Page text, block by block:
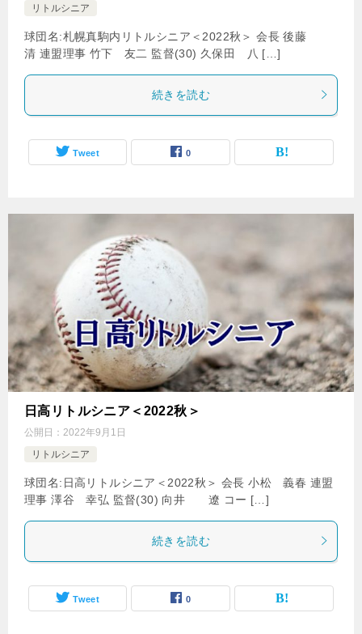
リトルシニア
球団名:札幌真駒内リトルシニア＜2022秋＞ 会長 後藤
清 連盟理事 竹下 友二 監督(30) 久保田 八 […]
続きを読む
Tweet 0
日高リトルシニア＜2022秋＞
公開日： 2022年9月1日
リトルシニア
球団名:日高リトルシニア＜2022秋＞ 会長 小松 義春 連盟
理事 澤谷 幸弘 監督(30) 向井 遼 コー […]
続きを読む
Tweet 0